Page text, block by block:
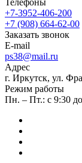
Телефоны
+7-3952-406-200
+7 (908) 664-62-00
Заказать звонок
E-mail
ps38@mail.ru
Адрес
г. Иркутск, ул.
Режим работы
Пн. – Пт.: с 9:30